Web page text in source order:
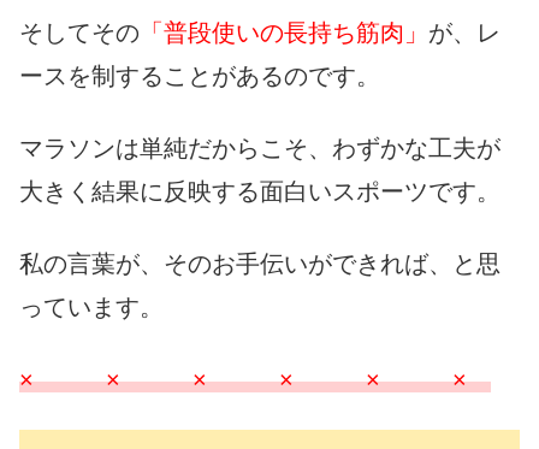
そしてその 「普段使いの長持ち筋肉」 が、レ
ースを制することがあるのです。
マラソンは単純だからこそ、わずかな工夫が
大きく結果に反映する面白いスポーツです。
私の言葉が、そのお手伝いができれば、と思
っています。
× × × × × ×